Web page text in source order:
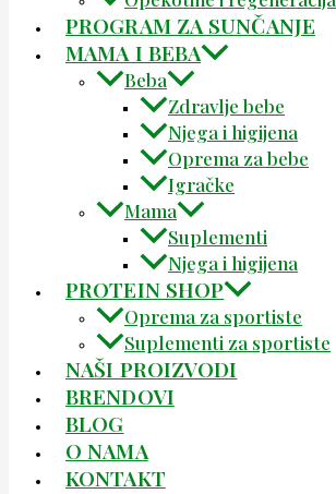
PROGRAM ZA SUNČANJE
MAMA I BEBA
Beba
Zdravlje bebe
Njega i higijena
Oprema za bebe
Igračke
Mama
Suplementi
Njega i higijena
PROTEIN SHOP
Oprema za sportiste
Suplementi za sportiste
NAŠI PROIZVODI
BRENDOVI
BLOG
O NAMA
KONTAKT